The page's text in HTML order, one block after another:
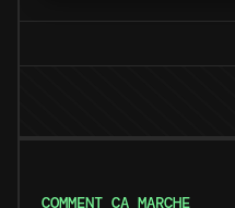
COMMENT ÇA MARCHE